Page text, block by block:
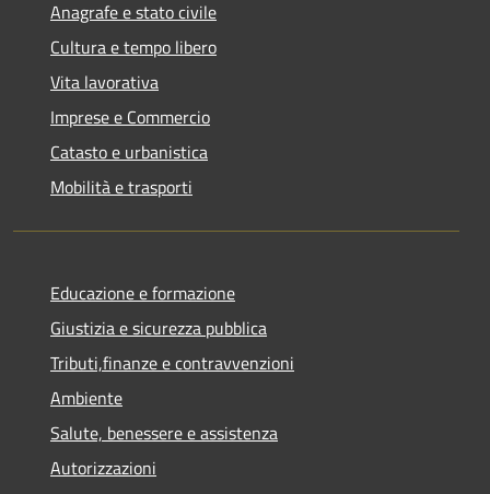
Anagrafe e stato civile
Cultura e tempo libero
Vita lavorativa
Imprese e Commercio
Catasto e urbanistica
Mobilità e trasporti
Educazione e formazione
Giustizia e sicurezza pubblica
Tributi,finanze e contravvenzioni
Ambiente
Salute, benessere e assistenza
Autorizzazioni